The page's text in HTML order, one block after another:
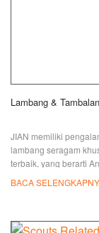
Lambang &
JIAN memiliki
lambang seragam
terbaik, yang berarti
seragam khusus atau
BACA